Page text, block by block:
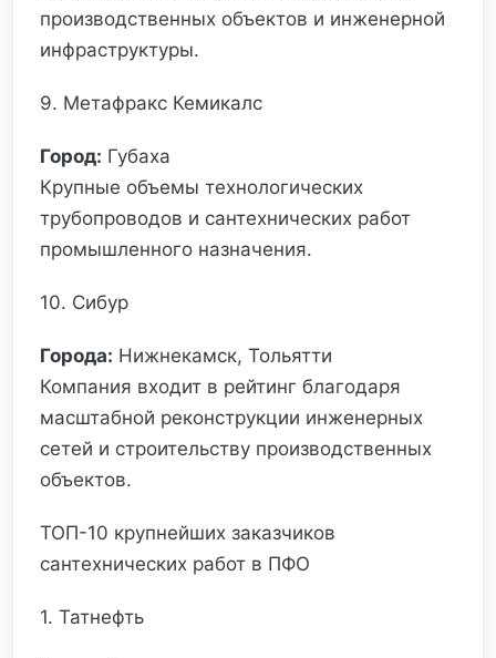
производственных объектов и инженерной
инфраструктуры.
9. Метафракс Кемикалс
Город: Губаха
Крупные объемы технологических
трубопроводов и сантехнических работ
промышленного назначения.
10. Сибур
Города: Нижнекамск, Тольятти
Компания входит в рейтинг благодаря
масштабной реконструкции инженерных
сетей и строительству производственных
объектов.
ТОП-10 крупнейших заказчиков
сантехнических работ в ПФО
1. Татнефть